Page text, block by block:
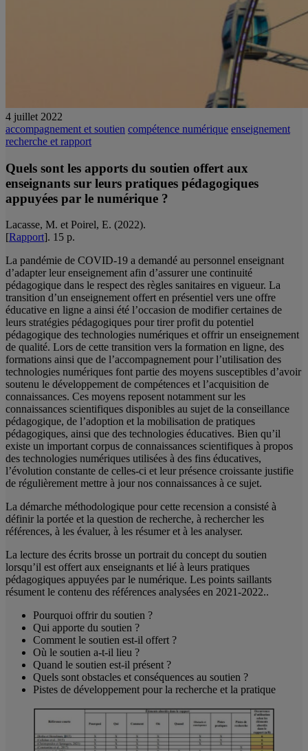
4 juillet 2022
accompagnement et soutien compétence numérique enseignement
recherche et rapport
Quels sont les apports du soutien offert aux
enseignants sur leurs pratiques pédagogiques
appuyées par le numérique ?
Lacasse, M. et Poirel, E. (2022).
[Rapport]. 15 p.
La pandémie de COVID-19 a demandé au personnel enseignant
d’adapter leur enseignement afin d’assurer une continuité
pédagogique dans le respect des règles sanitaires en vigueur. La
transition d’un enseignement offert en présentiel vers une offre
éducative en ligne a ainsi été l’occasion de modifier certaines de
leurs stratégies pédagogiques pour tirer profit du potentiel
pédagogique des technologies numériques et offrir un enseignement
de qualité. Lors de cette transition vers la formation en ligne, des
formations ainsi que de l’accompagnement pour l’utilisation des
technologies numériques font partie des moyens susceptibles d’avoir
soutenu le développement de compétences et l’acquisition de
connaissances. Ces moyens reposent notamment sur les
connaissances scientifiques disponibles au sujet de la conseillance
pédagogique, de l’adoption et la mobilisation de pratiques
pédagogiques, ainsi que des technologies éducatives. Bien qu’il
existe un important corpus de connaissances scientifiques à propos
des technologies numériques utilisées à des fins éducatives,
l’évolution constante de celles-ci et leur présence croissante justifie
de régulièrement mettre à jour nos connaissances à ce sujet.
La démarche méthodologique pour cette recension a consisté à
définir la portée et la question de recherche, à rechercher les
références, à les évaluer, à les résumer et à les analyser.
La lecture des écrits brosse un portrait du concept du soutien
lorsqu’il est offert aux enseignants et lié à leurs pratiques
pédagogiques appuyées par le numérique. Les points saillants
résument le contenu des références analysées en 2021-2022..
Pourquoi offrir du soutien ?
Qui apporte du soutien ?
Comment le soutien est-il offert ?
Où le soutien a-t-il lieu ?
Quand le soutien est-il présent ?
Quels sont obstacles et conséquences au soutien ?
Pistes de développement pour la recherche et la pratique